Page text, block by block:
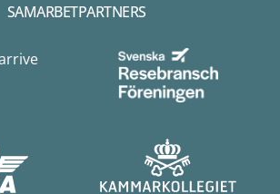
SAMARBETPARTNERS